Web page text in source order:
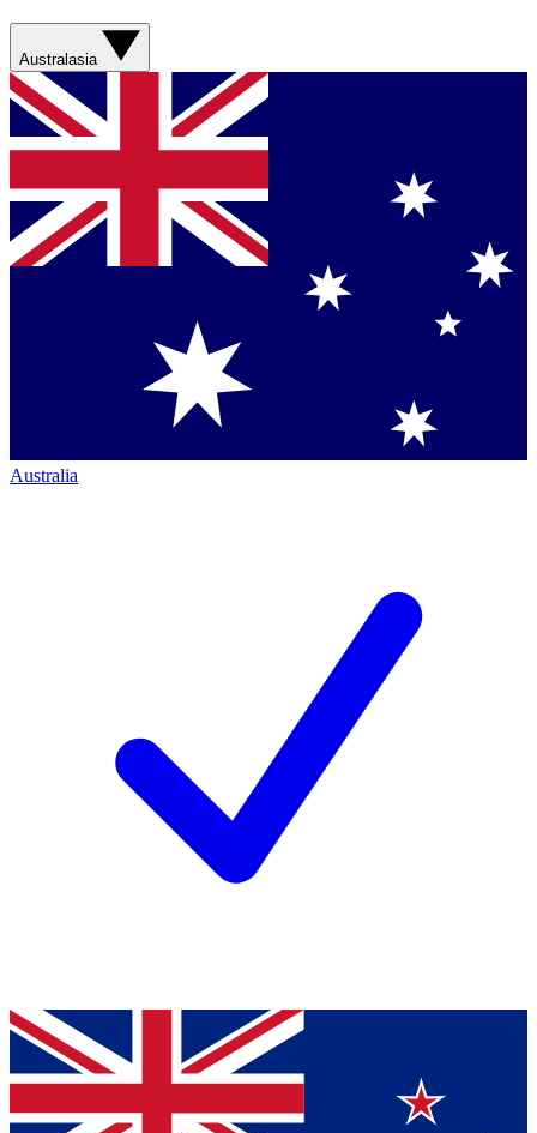
Australasia
Australia